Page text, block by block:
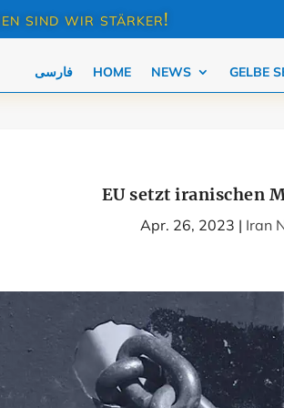
sind wir stärker!
فارسی HOME NEWS GELBE
EU setzt iranischen
Apr. 26, 2023 | Iran